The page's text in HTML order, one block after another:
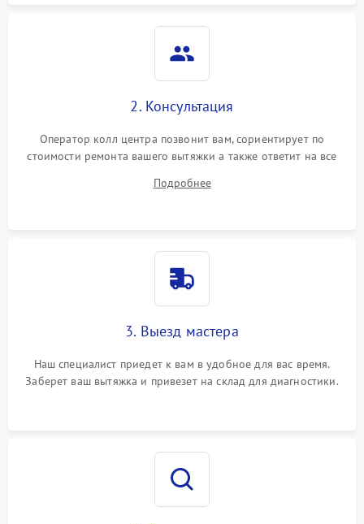
2. Консультация
Оператор колл центра позвонит вам, сориентирует по
стоимости ремонта вашего вытяжки а также ответит на все
Подробнее
3. Выезд мастера
Наш специалист приедет к вам в удобное для вас время.
Заберет ваш вытяжка и привезет на склад для диагностики.